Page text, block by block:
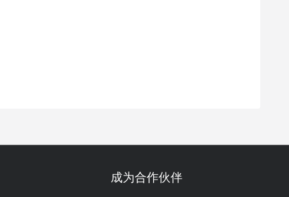
成为合作伙伴